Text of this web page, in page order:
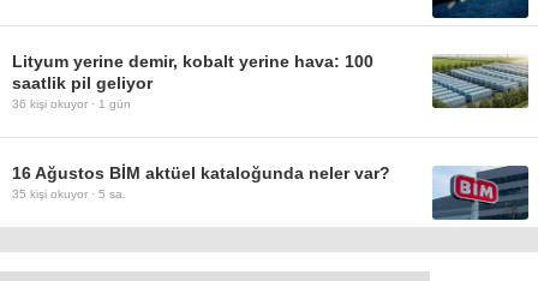
Lityum yerine demir, kobalt yerine hava: 100
saatlik pil geliyor
36 kişi okuyor · 1 gün
16 Ağustos BİM aktüel kataloğunda neler var?
35 kişi okuyor · 5 sa.